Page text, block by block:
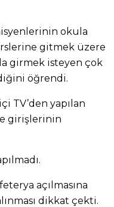
okula
gitmek üzere
girmek isteyen çok
öğrendi.
TV’den yapılan
girişlerinin
açılmasına
dikkat çekti.